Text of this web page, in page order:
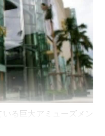
る巨大アミューズメン